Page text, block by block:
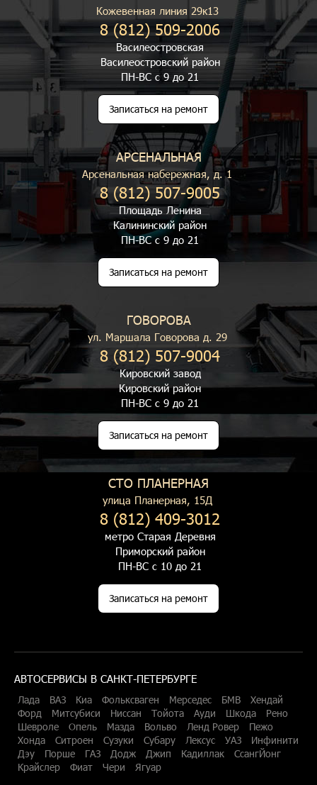
Кожевенная линия 29к13
8 (812) 509-2006
Василеостровская
Василеостровский район
ПН-ВС с 9 до 21
Записаться на ремонт
АРСЕНАЛЬНАЯ
Арсенальная набережная, д. 1
8 (812) 507-9005
Площадь Ленина
Калининский район
ПН-ВС с 9 до 21
Записаться на ремонт
ГОВОРОВА
ул. Маршала Говорова д. 29
8 (812) 507-9004
Кировский завод
Кировский район
ПН-ВС с 9 до 21
Записаться на ремонт
СТО ПЛАНЕРНАЯ
улица Планерная, 15Д
8 (812) 409-3012
метро Старая Деревня
Приморский район
ПН-ВС с 10 до 21
Записаться на ремонт
АВТОСЕРВИСЫ В САНКТ-ПЕТЕРБУРГЕ
Лада ВАЗ Киа Фольксваген Мерседес БМВ
Хендай
Форд
Митсубиси Ниссан Тойота Ауди Шкода
Рено
Шевроле
Опель Мазда Вольво Ленд Ровер
Пежо
Хонда
Ситроен Сузуки Субару Лексус УАЗ
Инфинити
Дэу
Порше ГАЗ Додж Джип Кадиллак
СсангЙонг
Крайслер
Фиат Чери Ягуар